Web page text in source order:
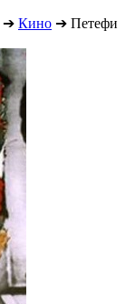
➔ Кино ➔ Петефи